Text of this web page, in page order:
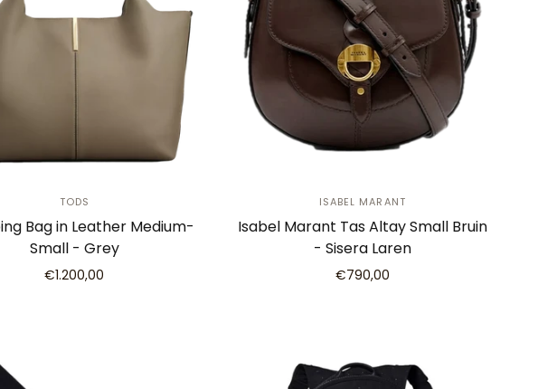
TODS
Bag in Leather Medium-
Small - Grey
€1.200,00
ISABEL MARANT
Isabel Marant Tas Altay Small Bruin
- Sisera Laren
€790,00